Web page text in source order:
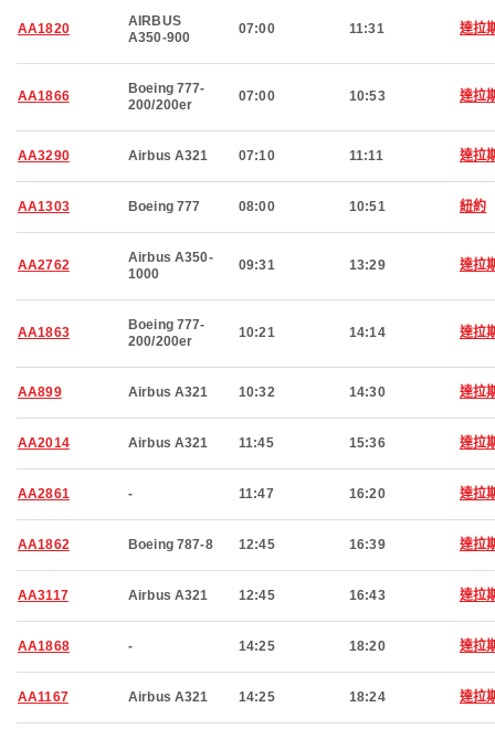
AA1820
AIRBUS
A350-900
07:00 11:31 達拉
AA1866
Boeing 777-
200/200er
07:00 10:53 達拉
AA3290 Airbus A321 07:10 11:11 達拉
AA1303 Boeing 777 08:00 10:51 紐約
AA2762
Airbus A350-
1000
09:31 13:29 達拉
AA1863
Boeing 777-
200/200er
10:21 14:14 達拉
AA899 Airbus A321 10:32 14:30 達拉
AA2014 Airbus A321 11:45 15:36 達拉
AA2861 - 11:47 16:20 達拉
AA1862 Boeing 787-8 12:45 16:39 達拉
AA3117 Airbus A321 12:45 16:43 達拉
AA1868 - 14:25 18:20 達拉
AA1167 Airbus A321 14:25 18:24 達拉